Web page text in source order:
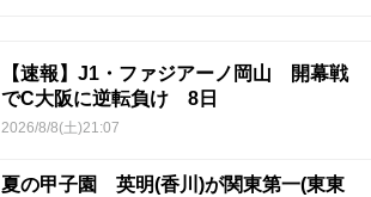
【速報】J1・ファジアーノ岡山 開幕戦
でC大阪に逆転負け 8日
2026/8/8(土)21:07
夏の甲子園 英明(香川)が関東第一(東東